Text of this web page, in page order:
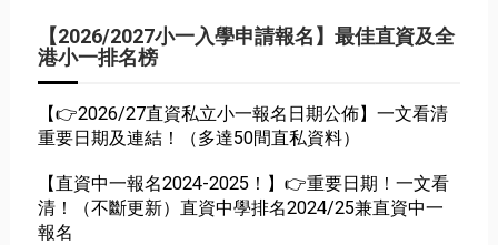
【2026/2027小一入學申請報名】最佳直資及全
港小一排名榜
【👉2026/27直資私立小一報名日期公佈】一文看清
重要日期及連結！（多達50間直私資料）
【直資中一報名2024-2025！】👉重要日期！一文看
清！（不斷更新）直資中學排名2024/25兼直資中一
報名